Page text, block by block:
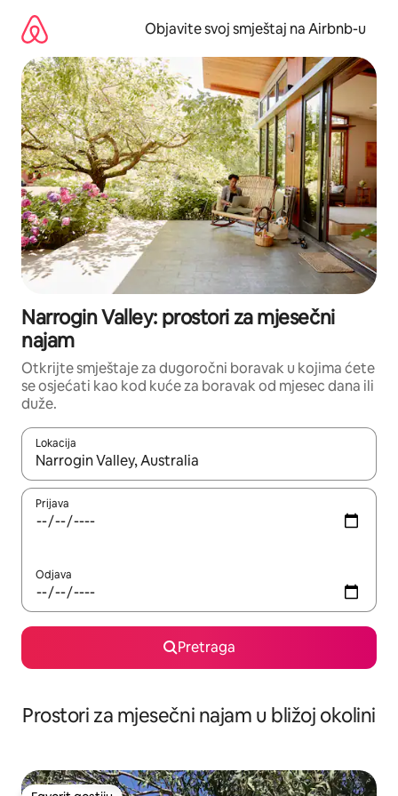
sadržaj
Objavite svoj smještaj na Airbnb-u
Narrogin Valley: prostori za mjesečni
najam
Otkrijte smještaje za dugoročni boravak u kojima ćete
se osjećati kao kod kuće za boravak od mjesec dana ili
duže.
Lokacija
Kad su rezultati dostupni, možete da se krećete kroz njih
Prijava
Odjava
Pretraga
Prostori za mjesečni najam u bližoj okolini